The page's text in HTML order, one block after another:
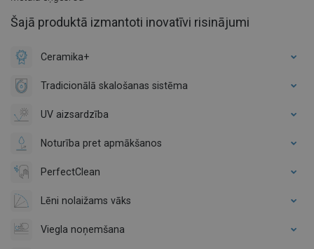
Šajā produktā izmantoti inovatīvi risinājumi
Ceramika+
Tradicionālā skalošanas sistēma
UV aizsardzība
Noturība pret apmākšanos
PerfectClean
Lēni nolaižams vāks
Viegla noņemšana